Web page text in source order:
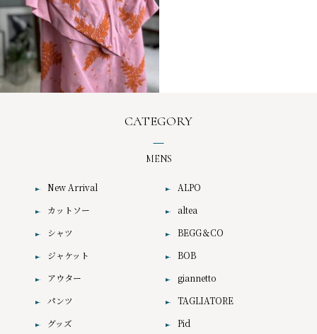
CATEGORY
MENS
New Arrival
カットソー
シャツ
ジャケット
アウター
パンツ
グッズ
ALPO
altea
BEGG＆CO
BOB
giannetto
TAGLIATORE
Pid